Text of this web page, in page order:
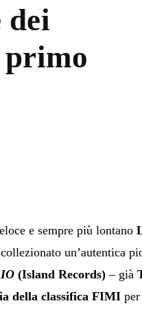
primo
e sempre più lontano
un’autentica
(Island Records) – già
della classifica FIMI